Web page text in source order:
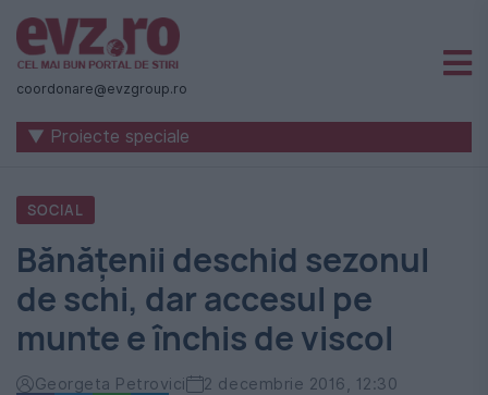
Știri
naționale
internaționale
România
-
Evenimentul
Zilei
coordonare@evzgroup.ro
▼ Proiecte speciale
SOCIAL
Bănățenii deschid sezonul
de schi, dar accesul pe
munte e închis de viscol
Georgeta Petrovici 2 decembrie 2016, 12:30